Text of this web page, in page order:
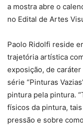
a mostra abre o
no Edital de Artes
Paolo Ridolfi reside
trajetória artística
exposição, de
série “Pinturas
pintura pela pintura.
físicos da pintura,
pressão e sobre